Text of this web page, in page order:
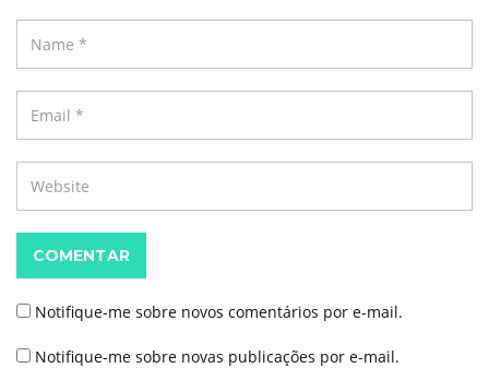
COMENTAR
Notifique-me sobre novos comentários por e-mail.
Notifique-me sobre novas publicações por e-mail.